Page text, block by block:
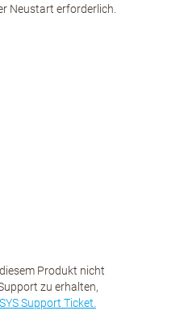
Neustart erforderlich.
Produkt nicht
zu erhalten,
Support Ticket.